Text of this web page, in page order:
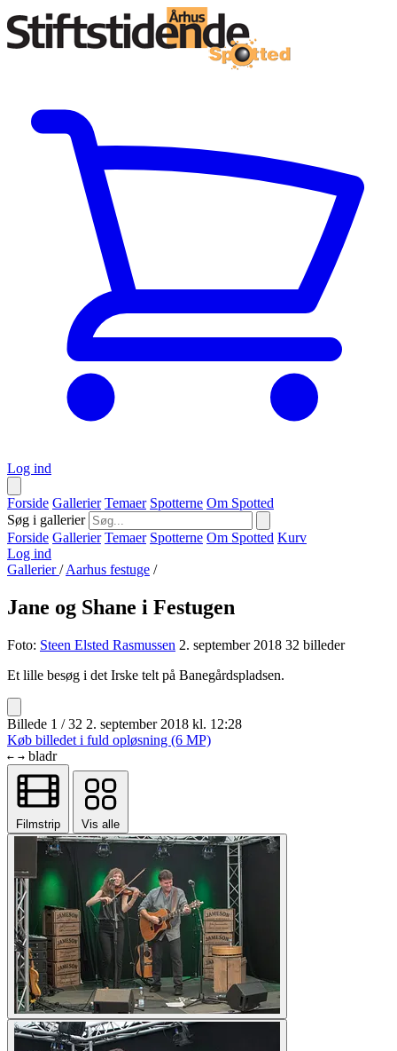
Log ind
Forside Gallerier Temaer Spotterne Om Spotted
Søg i gallerier
Forside Gallerier Temaer Spotterne Om Spotted Kurv
Log ind
Gallerier/ Aarhus festuge /
Jane og Shane i Festugen
Foto: Steen Elsted Rasmussen 2. september 2018 32 billeder
Et lille besøg i det Irske telt på Banegårdspladsen.
Billede 1 / 32 2. september 2018 kl. 12:28
Køb billedet i fuld opløsning (6 MP)
← → bladr
Filmstrip Vis alle